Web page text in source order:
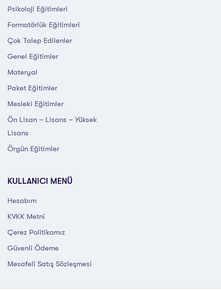
Psikoloji Eğitimleri
Formatörlük Eğitimleri
Çok Talep Edilenler
Genel Eğitimler
Materyal
Paket Eğitimler
Mesleki Eğitimler
Ön Lisan – Lisans – Yüksek
Lisans
Örgün Eğitimler
KULLANICI MENÜ
Hesabım
KVKK Metni
Çerez Politikamız
Güvenli Ödeme
Mesafeli Satış Sözleşmesi